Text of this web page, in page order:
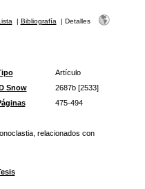
| Bibliografía | Detalles
Artículo
Snow
2687b [2533]
475-494
relacionados con